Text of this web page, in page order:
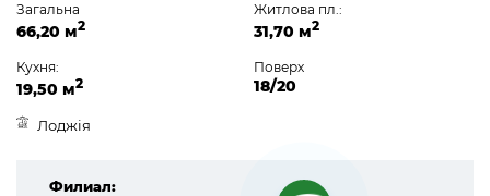
Загальна
66,20 м2
Житлова пл.:
31,70 м2
Кухня:
19,50 м2
Поверх
18/20
Лоджія
Филиал: